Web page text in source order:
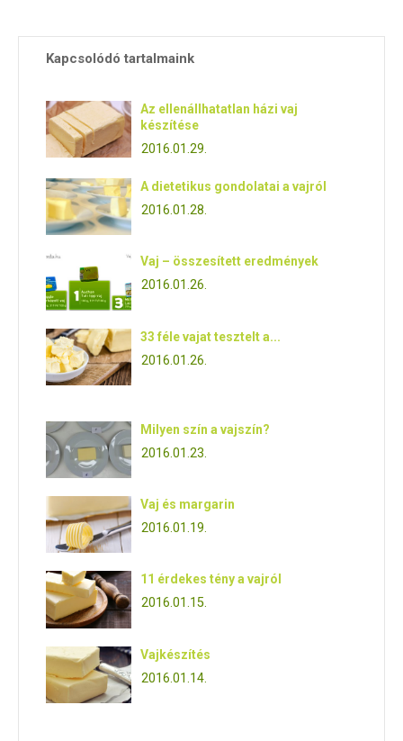
Kapcsolódó tartalmaink
Az ellenállhatatlan házi vaj
készítése
2016.01.29.
A dietetikus gondolatai a vajról
2016.01.28.
Vaj – összesített eredmények
2016.01.26.
33 féle vajat tesztelt a...
2016.01.26.
Milyen szín a vajszín?
2016.01.23.
Vaj és margarin
2016.01.19.
11 érdekes tény a vajról
2016.01.15.
Vajkészítés
2016.01.14.